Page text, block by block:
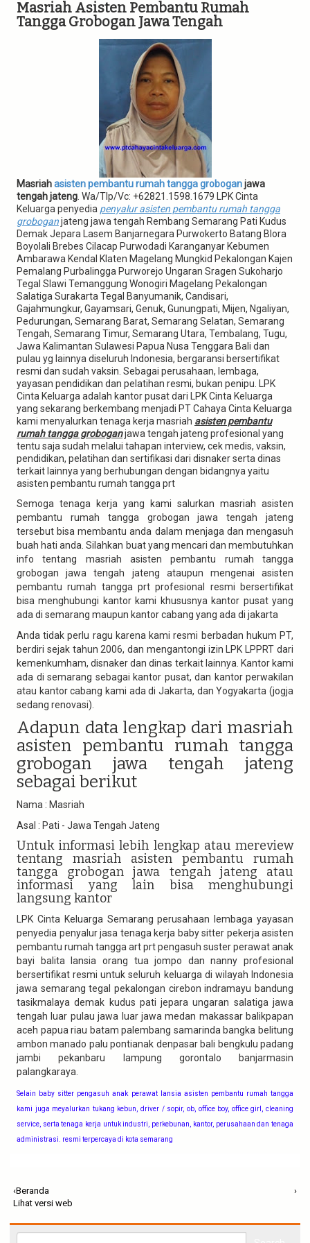
a
t
i
o
n
Masriah Asisten Pembantu Rumah
Tangga Grobogan Jawa Tengah
Masriahasisten pembantu rumah tangga groboganjawa
tengah jateng . Wa/Tlp/Vc: +62821.1598.1679 LPK Cinta
Keluarga penyedia penyalur asisten pembantu rumah tangga
groboganjateng jawa tengah Rembang Semarang Pati Kudus
Demak Jepara Lasem Banjarnegara Purwokerto Batang Blora
Boyolali Brebes Cilacap Purwodadi Karanganyar Kebumen
Ambarawa Kendal Klaten Magelang Mungkid Pekalongan Kajen
Pemalang Purbalingga Purworejo Ungaran Sragen Sukoharjo
Tegal Slawi Temanggung Wonogiri Magelang Pekalongan
Salatiga Surakarta Tegal Banyumanik, Candisari,
Gajahmungkur, Gayamsari, Genuk, Gunungpati, Mijen, Ngaliyan,
Pedurungan, Semarang Barat, Semarang Selatan, Semarang
Tengah, Semarang Timur, Semarang Utara, Tembalang, Tugu,
Jawa Kalimantan Sulawesi Papua Nusa Tenggara Bali dan
pulau yg lainnya diseluruh Indonesia, bergaransi bersertifikat
resmi dan sudah vaksin. Sebagai perusahaan, lembaga,
yayasan pendidikan dan pelatihan resmi, bukan penipu. LPK
Cinta Keluarga adalah kantor pusat dari LPK Cinta Keluarga
yang sekarang berkembang menjadi PT Cahaya Cinta Keluarga
kami menyalurkan tenaga kerja masriah asisten pembantu
rumah tangga groboganjawa tengah jateng profesional yang
tentu saja sudah melalui tahapan interview, cek medis, vaksin,
pendidikan, pelatihan dan sertifikasi dari disnaker serta dinas
terkait lainnya yang berhubungan dengan bidangnya yaitu
asisten pembantu rumah tangga prt
Semoga tenaga kerja yang kami salurkan masriah asisten
pembantu rumah tangga grobogan jawa tengah jateng
tersebut bisa membantu anda dalam menjaga dan mengasuh
buah hati anda. Silahkan buat yang mencari dan membutuhkan
info tentang masriah asisten pembantu rumah tangga
grobogan jawa tengah jateng ataupun mengenai asisten
pembantu rumah tangga prt profesional resmi bersertifikat
bisa menghubungi kantor kami khususnya kantor pusat yang
ada di semarang maupun kantor cabang yang ada di jakarta
Anda tidak perlu ragu karena kami resmi berbadan hukum PT,
berdiri sejak tahun 2006, dan mengantongi izin LPK LPPRT dari
kemenkumham, disnaker dan dinas terkait lainnya. Kantor kami
ada di semarang sebagai kantor pusat, dan kantor perwakilan
atau kantor cabang kami ada di Jakarta, dan Yogyakarta (jogja
sedang renovasi).
Adapun data lengkap dari masriah
asisten pembantu rumah tangga
grobogan jawa tengah jateng
sebagai berikut
Nama : Masriah
Asal : Pati - Jawa Tengah Jateng
Untuk informasi lebih lengkap atau mereview
tentang masriah asisten pembantu rumah
tangga grobogan jawa tengah jateng atau
informasi yang lain bisa menghubungi
langsung kantor
LPK Cinta Keluarga Semarang perusahaan lembaga yayasan
penyedia penyalur jasa tenaga kerja baby sitter pekerja asisten
pembantu rumah tangga art prt pengasuh suster perawat anak
bayi balita lansia orang tua jompo dan nanny profesional
bersertifikat resmi untuk seluruh keluarga di wilayah Indonesia
jawa semarang tegal pekalongan cirebon indramayu bandung
tasikmalaya demak kudus pati jepara ungaran salatiga jawa
tengah luar pulau jawa luar jawa medan makassar balikpapan
aceh papua riau batam palembang samarinda bangka belitung
ambon manado palu pontianak denpasar bali bengkulu padang
jambi pekanbaru lampung gorontalo banjarmasin
palangkaraya.
Selain baby sitter pengasuh anak perawat lansia asisten pembantu rumah tangga
kami juga meyalurkan tukang kebun, driver / sopir, ob, office boy, office girl, cleaning
service, serta tenaga kerja untuk industri, perkebunan, kantor, perusahaan dan tenaga
administrasi. resmi terpercaya di kota semarang
‹ ›
Beranda
Lihat versi web